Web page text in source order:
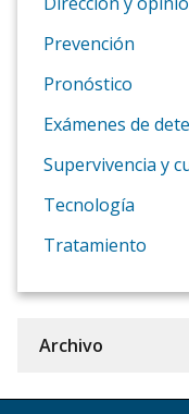
Prevención
Pronóstico
Exámenes de
Supervivencia y
Tecnología
Tratamiento
Archivo